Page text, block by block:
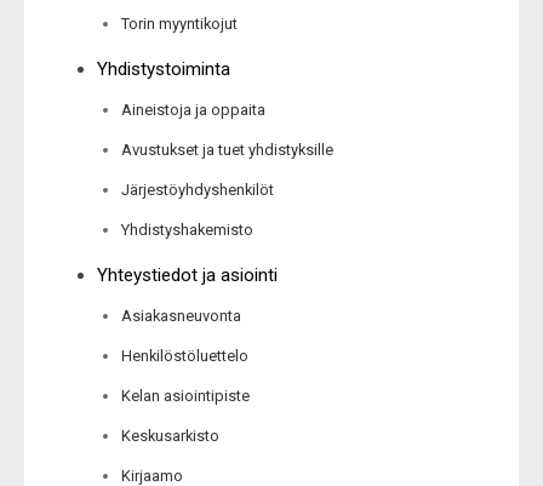
Torin myyntikojut
Yhdistystoiminta
Aineistoja ja oppaita
Avustukset ja tuet yhdistyksille
Järjestöyhdyshenkilöt
Yhdistyshakemisto
Yhteystiedot ja asiointi
Asiakasneuvonta
Henkilöstöluettelo
Kelan asiointipiste
Keskusarkisto
Kirjaamo